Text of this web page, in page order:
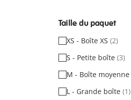
Taille du paquet
XS - Boîte XS (2)
S - Petite boîte (3)
M - Boîte moyenne
L - Grande boîte (1)